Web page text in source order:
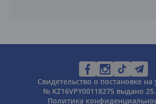
Свидетельство о постановке
№ KZ16VPY00118275 выдано
Политика